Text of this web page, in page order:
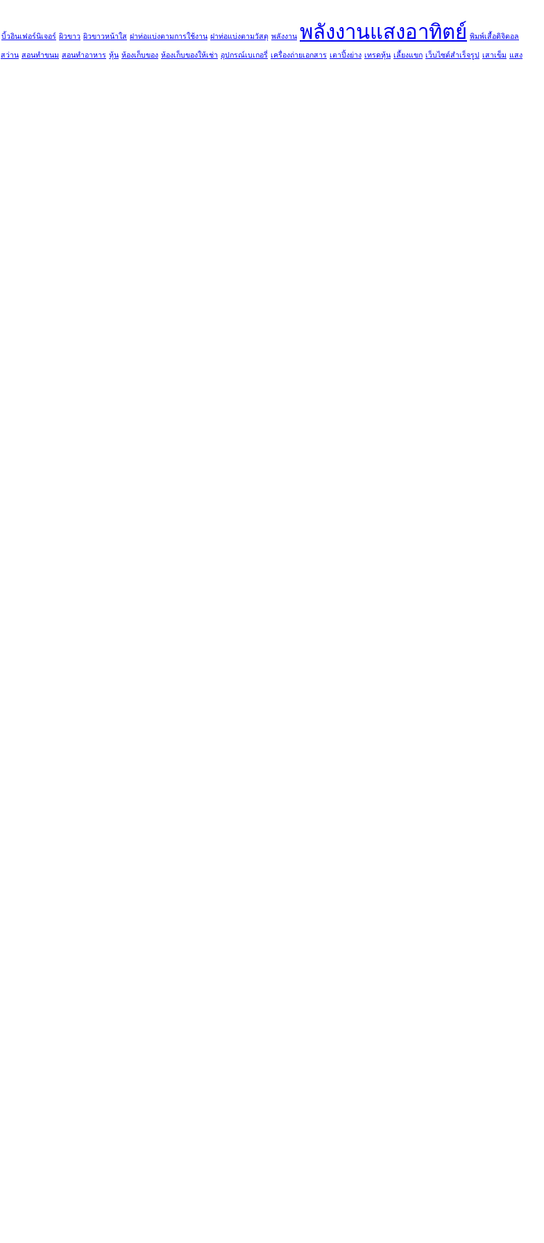
บิ้วอินเฟอร์นิเจอร์ ผิวขาว ผิวขาวหน้าใส ฝาท่อแบ่งตามการใช้งาน ฝาท่อแบ่งตามวัสดุ พลังงาน พลังงานแสงอาทิตย์ พิมพ์เสื้อดิจิตอล
สว่าน สอนทำขนม สอนทำอาหาร หุ้น ห้องเก็บของ ห้องเก็บของให้เช่า อุปกรณ์เบเกอรี่ เครื่องถ่ายเอกสาร เตาปิ้งย่าง เทรดหุ้น เลี้ยงแขก เว็บไซต์สำเร็จรูป เสาเข็ม แสง